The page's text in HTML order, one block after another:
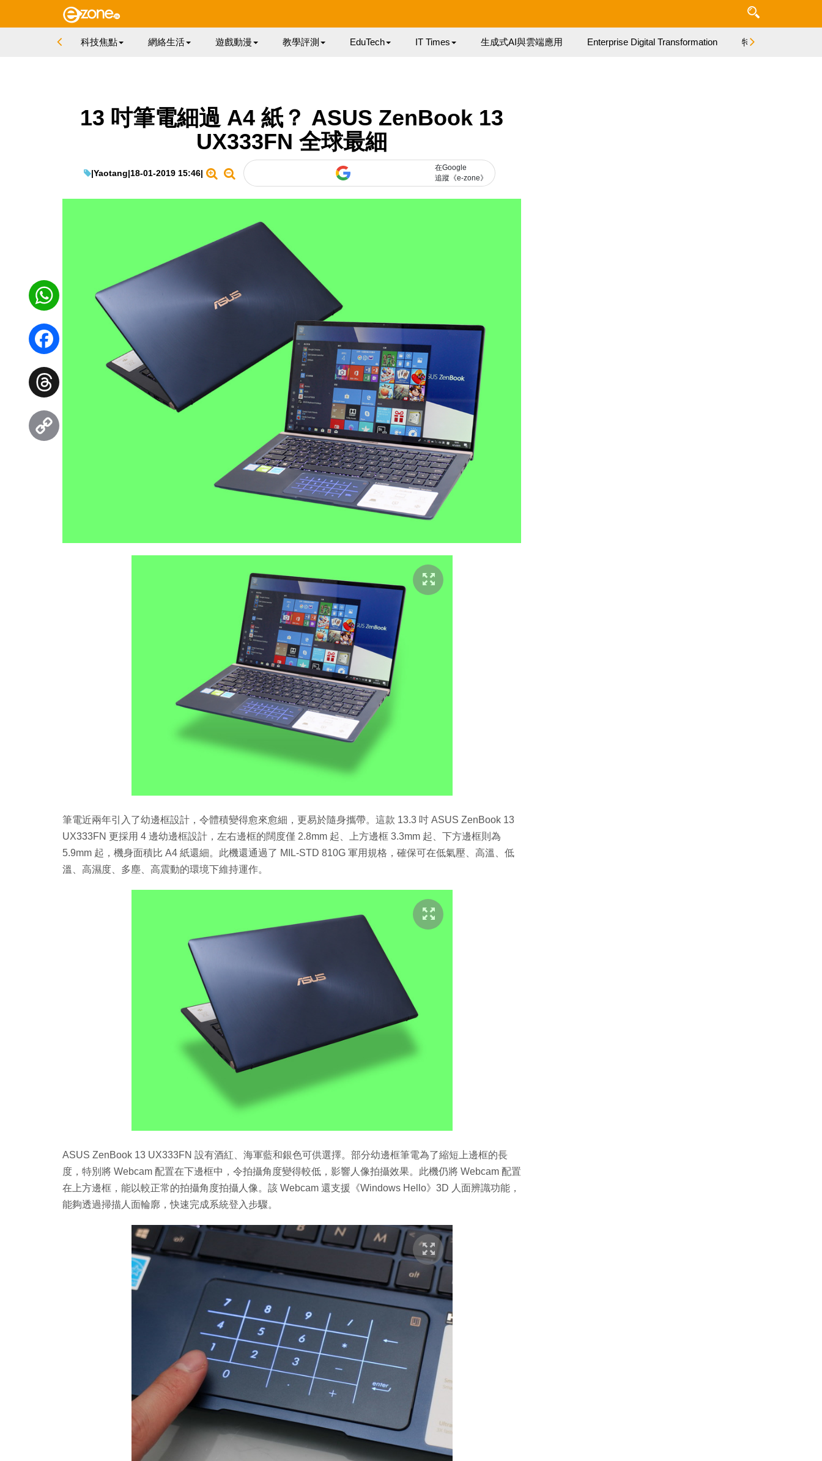
科技焦點 網絡生活 遊戲動漫 教學評測 EduTech IT Times 生成式AI與雲端應用 Enterprise Digital Transformation 特集
13 吋筆電細過 A4 紙？ ASUS ZenBook 13
UX333FN 全球最細
|Yaotang|18-01-2019 15:46|
在Google
追蹤《e-zone》
筆電近兩年引入了幼邊框設計，令體積變得愈來愈細，更易於隨身攜帶。這款 13.3 吋 ASUS ZenBook 13
UX333FN 更採用 4 邊幼邊框設計，左右邊框的闊度僅 2.8mm 起、上方邊框 3.3mm 起、下方邊框則為
5.9mm 起，機身面積比 A4 紙還細。此機還通過了 MIL-STD 810G 軍用規格，確保可在低氣壓、高溫、低
溫、高濕度、多塵、高震動的環境下維持運作。
ASUS ZenBook 13 UX333FN 設有酒紅、海軍藍和銀色可供選擇。部分幼邊框筆電為了縮短上邊框的長
度，特別將 Webcam 配置在下邊框中，令拍攝角度變得較低，影響人像拍攝效果。此機仍將 Webcam 配置
在上方邊框，能以較正常的拍攝角度拍攝人像。該 Webcam 還支援《Windows Hello》3D 人面辨識功能，
能夠透過掃描人面輪廓，快速完成系統登入步驟。
WhatsApp
Facebook
Threads